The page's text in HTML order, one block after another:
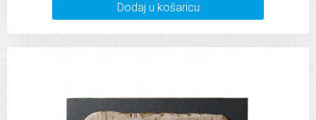
Dodaj u košaricu